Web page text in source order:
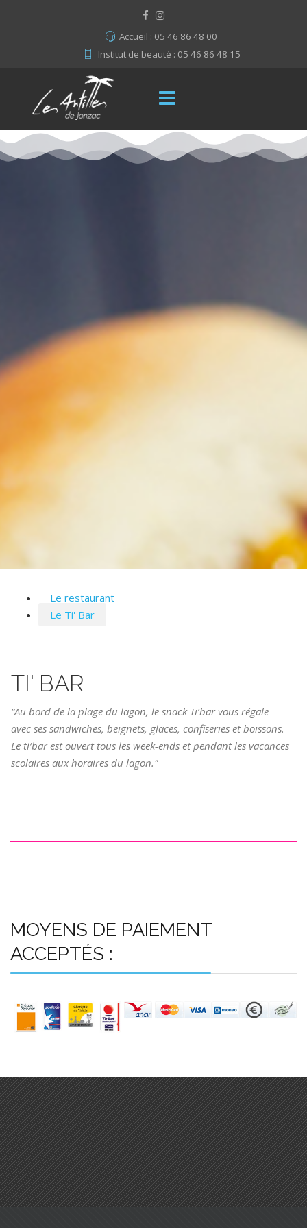
Accueil : 05 46 86 48 00
Institut de beauté : 05 46 86 48 15
Le restaurant
Le Ti' Bar
TI' BAR
“Au bord de la plage du lagon, le snack Ti’bar vous régale
avec ses sandwiches, beignets, glaces, confiseries et boissons.
Le ti’bar est ouvert tous les week-ends et pendant les vacances
scolaires aux horaires du lagon."
MOYENS DE PAIEMENT
ACCEPTÉS :